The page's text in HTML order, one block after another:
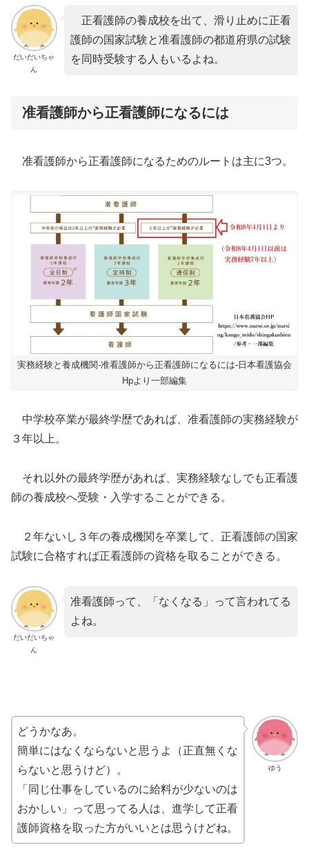
だいだいちゃ
ん
正看護師の養成校を出て、滑り止めに正看
護師の国家試験と准看護師の都道府県の試験
を同時受験する人もいるよね。
准看護師から正看護師になるには
准看護師から正看護師になるためのルートは主に3つ。
実務経験と養成機関-准看護師から正看護師になるには-日本看護協会
Hpより一部編集
中学校卒業が最終学歴であれば、准看護師の実務経験が
３年以上。
それ以外の最終学歴があれば、実務経験なしでも正看護
師の養成校へ受験・入学することができる。
２年ないし３年の養成機関を卒業して、正看護師の国家
試験に合格すれば正看護師の資格を取ることができる。
だいだいちゃ
ん
准看護師って、「なくなる」って言われてる
よね。
ゆう
どうかなあ。
簡単にはなくならないと思うよ（正直無くな
らないと思うけど）。
「同じ仕事をしているのに給料が少ないのは
おかしい」って思ってる人は、進学して正看
護師資格を取った方がいいとは思うけどね。